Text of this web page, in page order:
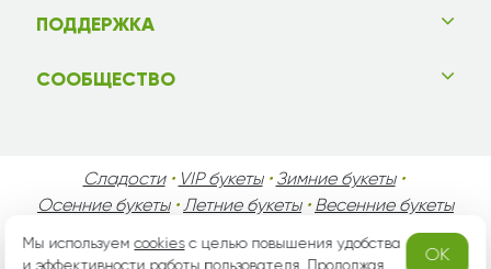
ПОДДЕРЖКА
СООБЩЕСТВО
Сладости• VIP букеты• Зимние букеты•
Осенние букеты•Летние букеты• Весенние букеты
•
День Мужчин•Праздники!
Мы используемcookiesс целью повышения удобства
и эффективности работы пользователя. Продолжая
OK